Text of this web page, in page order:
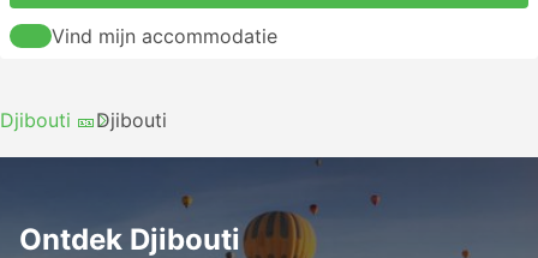
Vind mijn accommodatie
Djibouti 🎫Djibouti
Ontdek Djibouti